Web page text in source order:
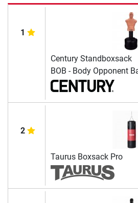
1
Century Standboxsack
BOB - Body Opponent
2
Taurus Boxsack Pro